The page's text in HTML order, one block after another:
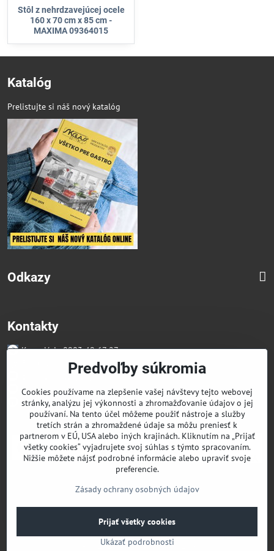
Stôl z nehrdzavejúcej ocele
160 x 70 cm x 85 cm -
MAXIMA 09364015
Katalóg
Prelistujte si náš nový katalóg
Odkazy
Kontakty
Kancelária 0903 49 67 27
Faktúry/Reklamácia 0914 27 44 27
Email skglass@skglass.sk
Projekty gastro@skglass.sk
Osobný Odber Bratislavská 919/4 Dunajská Streda
©2026Copyright
Predvoľby súkromiaZásady ochrany osobných údajov
Vytvorené pomocou:BiznisWeb.sk
Predvoľby súkromia
Cookies používame na zlepšenie vašej návštevy tejto webovej
stránky, analýzu jej výkonnosti a zhromažďovanie údajov o jej
používaní. Na tento účel môžeme použiť nástroje a služby
tretích strán a zhromaždené údaje sa môžu preniesť k
partnerom v EÚ, USA alebo iných krajinách. Kliknutím na „Prijať
všetky cookies“ vyjadrujete svoj súhlas s týmto spracovaním.
Nižšie môžete nájsť podrobné informácie alebo upraviť svoje
preferencie.
Zásady ochrany osobných údajov
Ukázať podrobnosti
Prijať všetky cookies